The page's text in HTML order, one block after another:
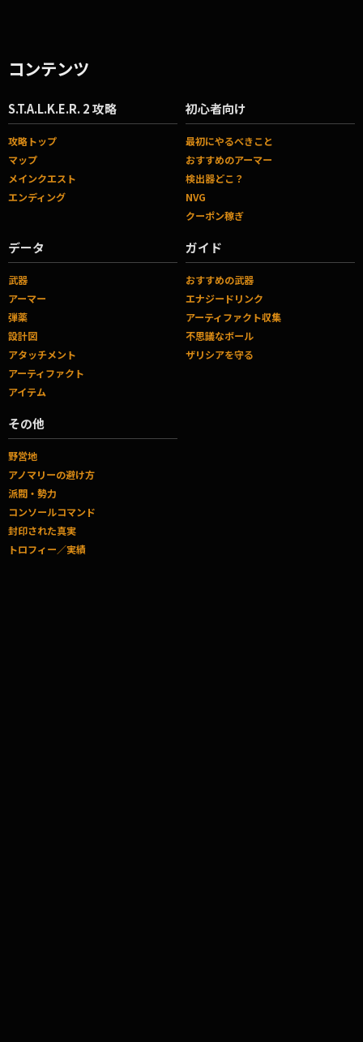
コンテンツ
S.T.A.L.K.E.R. 2 攻略
攻略トップ
マップ
メインクエスト
エンディング
初心者向け
最初にやるべきこと
おすすめのアーマー
検出器どこ？
NVG
クーポン稼ぎ
データ
武器
アーマー
弾薬
設計図
アタッチメント
アーティファクト
アイテム
ガイド
おすすめの武器
エナジードリンク
アーティファクト収集
不思議なボール
ザリシアを守る
その他
野営地
アノマリーの避け方
派閥・勢力
コンソールコマンド
封印された真実
トロフィー／実績